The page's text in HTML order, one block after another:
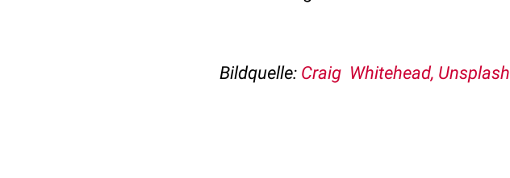
Bildquelle: Craig Whitehead, Unsplash